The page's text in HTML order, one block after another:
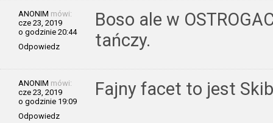
ANONIM mówi:
cze 23, 2019
o godzinie 20:44
Odpowiedz
Boso ale w
tańczy.
ANONIM mówi:
cze 23, 2019
o godzinie 19:09
Odpowiedz
Fajny facet to jest